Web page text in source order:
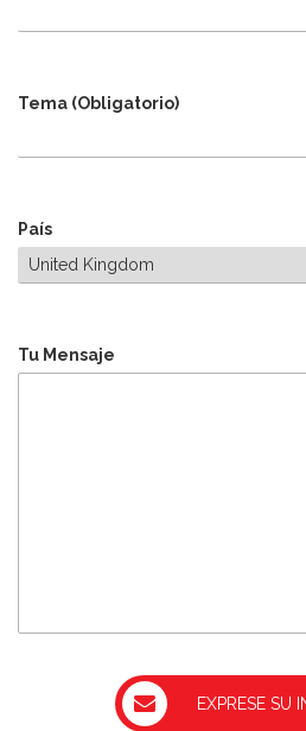
Tema (Obligatorio)
País
Tu Mensaje